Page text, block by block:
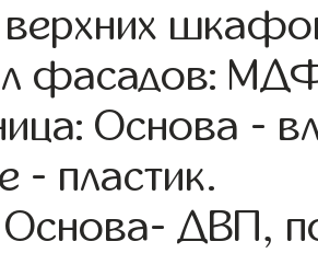
верхних
фасадов:
Основа -
- пластик.
ДВП,